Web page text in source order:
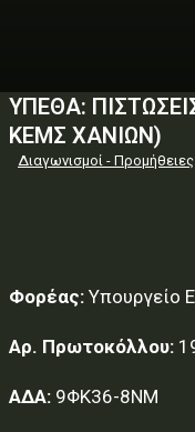
ΥΠΕΘΑ:
ΚΕΜΣ ΧΑΝΙΩΝ)
Διαγωνισμοί - Προμήθειες
Φορέας: Υπουργείο
Αρ. Πρωτοκόλλου:
ΑΔΑ: 9ΦΚ36-8ΝΜ